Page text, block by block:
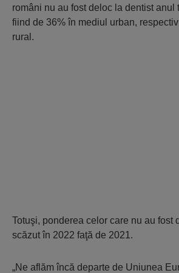
români nu au fost deloc la dentist anul
fiind de 36% în mediul urban,
rural.
Totuşi, ponderea celor care nu au fost
scăzut în 2022 faţă de 2021.
„Ne aflăm încă departe de Uniunea